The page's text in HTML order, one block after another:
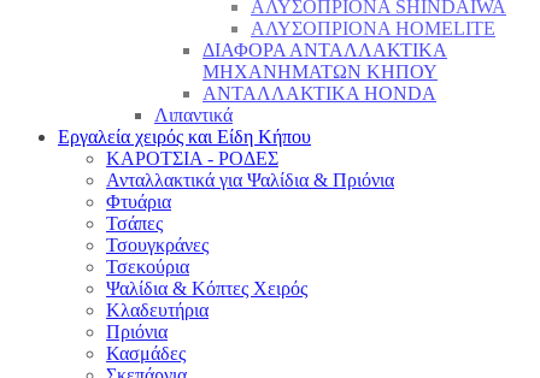
ΑΛΥΣΟΠΡΙΟΝΑ SHINDAIWA
ΑΛΥΣΟΠΡΙΟΝΑ HOMELITE
ΔΙΑΦΟΡΑ ΑΝΤΑΛΛΑΚΤΙΚΑ
ΜΗΧΑΝΗΜΑΤΩΝ ΚΗΠΟΥ
ΑΝΤΑΛΛΑΚΤΙΚΑ HONDA
Λιπαντικά
Εργαλεία χειρός και Είδη Κήπου
ΚΑΡΟΤΣΙΑ - ΡΟΔΕΣ
Ανταλλακτικά για Ψαλίδια & Πριόνια
Φτυάρια
Τσάπες
Τσουγκράνες
Τσεκούρια
Ψαλίδια & Κόπτες Χειρός
Κλαδευτήρια
Πριόνια
Κασμάδες